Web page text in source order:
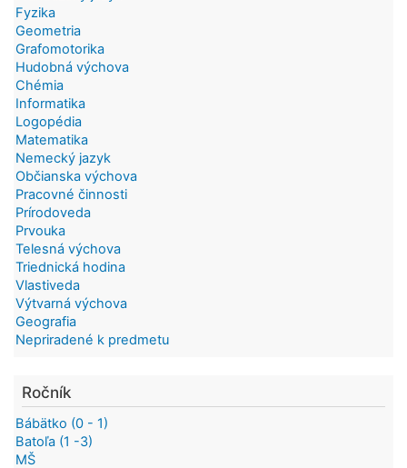
Fyzika
Geometria
Grafomotorika
Hudobná výchova
Chémia
Informatika
Logopédia
Matematika
Nemecký jazyk
Občianska výchova
Pracovné činnosti
Prírodoveda
Prvouka
Telesná výchova
Triednická hodina
Vlastiveda
Výtvarná výchova
Geografia
Nepriradené k predmetu
Ročník
Bábätko (0 - 1)
Batoľa (1 -3)
MŠ